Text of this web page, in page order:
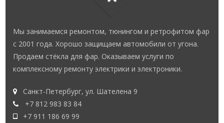
Мы занимаемся ремонтом, тюнингом и ретрофитом фар
с 2001 года. Хорошо защищаем автомобили от угона.
Продаем стёкла для фар. Оказываем услуги по
комплексному ремонту электрики и электроники.
Санкт-Петербург, ул. Шателена 9
+7 812 983 83 84
+7 911 186 69 99